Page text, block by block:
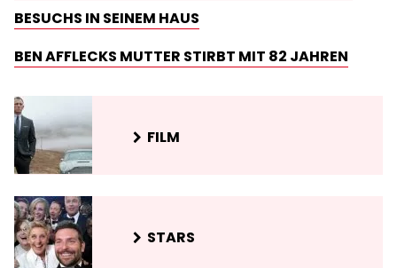
BESUCHS IN SEINEM HAUS
BEN AFFLECKS MUTTER STIRBT MIT 82 JAHREN
FILM
STARS